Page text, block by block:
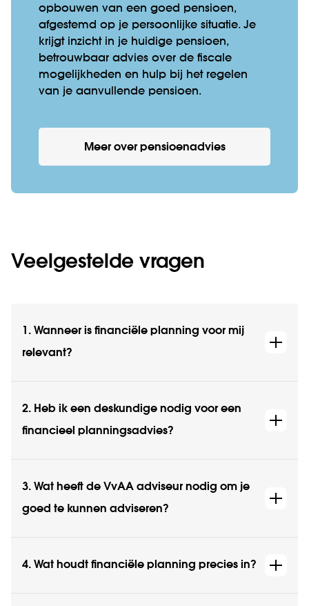
opbouwen van een goed pensioen,
afgestemd op je persoonlijke situatie. Je
krijgt inzicht in je huidige pensioen,
betrouwbaar advies over de fiscale
mogelijkheden en hulp bij het regelen
van je aanvullende pensioen.
Meer over pensioenadvies
Veelgestelde vragen
1. Wanneer is financiële planning voor mij
relevant?
2. Heb ik een deskundige nodig voor een
financieel planningsadvies?
3. Wat heeft de VvAA adviseur nodig om je
goed te kunnen adviseren?
4. Wat houdt financiële planning precies in?